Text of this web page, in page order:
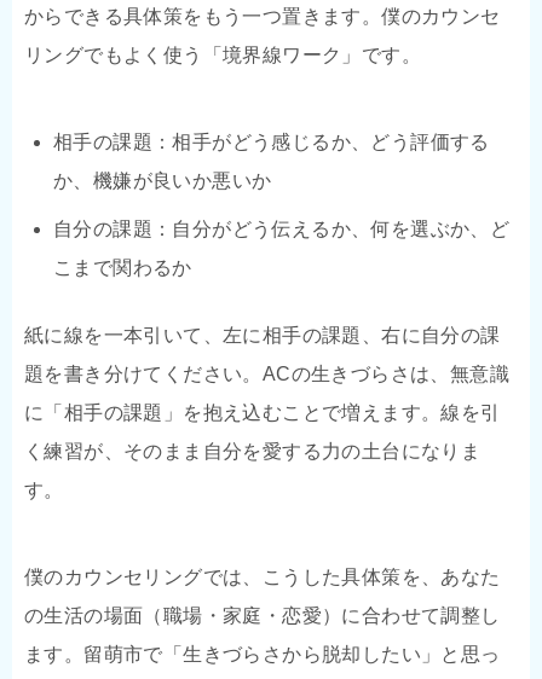
からできる具体策をもう一つ置きます。僕のカウンセ
リングでもよく使う「境界線ワーク」です。
相手の課題：相手がどう感じるか、どう評価する
か、機嫌が良いか悪いか
自分の課題：自分がどう伝えるか、何を選ぶか、ど
こまで関わるか
紙に線を一本引いて、左に相手の課題、右に自分の課
題を書き分けてください。ACの生きづらさは、無意識
に「相手の課題」を抱え込むことで増えます。線を引
く練習が、そのまま自分を愛する力の土台になりま
す。
僕のカウンセリングでは、こうした具体策を、あなた
の生活の場面（職場・家庭・恋愛）に合わせて調整し
ます。留萌市で「生きづらさから脱却したい」と思っ